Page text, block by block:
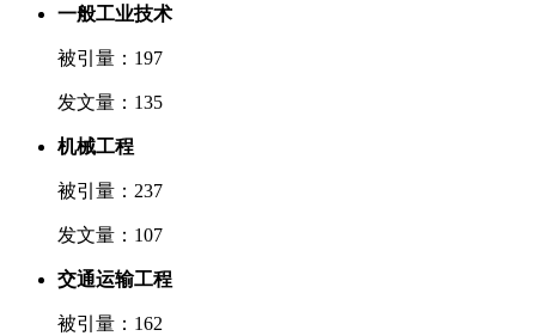
一般工业技术
被引量：197
发文量：135
机械工程
被引量：237
发文量：107
交通运输工程
被引量：162